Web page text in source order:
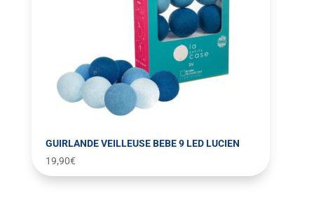
GUIRLANDE VEILLEUSE BEBE 9 LED LUCIEN
19,90€